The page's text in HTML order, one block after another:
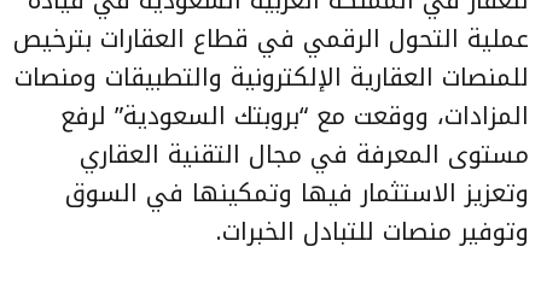
عملية التحول الرقمي في قطاع العقارات بترخيص
للمنصات العقارية الإلكترونية والتطبيقات ومنصات
المزادات، ووقعت مع “بروبتك السعودية” لرفع
مستوى المعرفة في مجال التقنية العقاري
وتعزيز الاستثمار فيها وتمكينها في السوق
وتوفير منصات للتبادل الخبرات.